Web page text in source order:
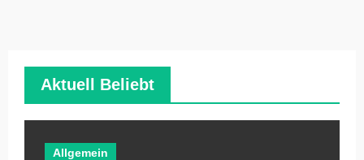
Aktuell Beliebt
Allgemein